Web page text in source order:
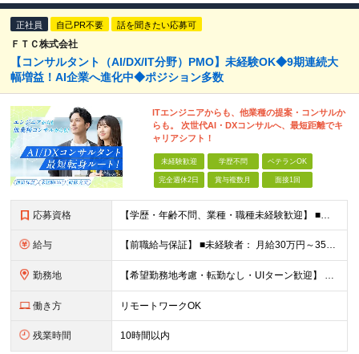
正社員 自己PR不要 話を聞きたい応募可
ＦＴＣ株式会社
【コンサルタント（AI/DX/IT分野）PMO】未経験OK◆9期連続大
幅増益！AI企業へ進化中◆ポジション多数
ITエンジニアからも、他業種の提案・コンサルか
らも。 次世代AI・DXコンサルへ、最短距離でキ
ャリアシフト！
未経験歓迎 学歴不問 ベテランOK
完全週休2日 賞与複数月 面接1回
応募資格 【学歴・年齢不問、業種・職種未経験歓迎】 ■何らかの社会人経験がある方（3年以上） ※前職のご経験やITエンジニア経験を活かして コンサルタントやPMOなどに挑戦したい方歓迎！ ★入社前面談・アンケ
給与 【前職給与保証】 ■未経験者： 月給30万円～35万円 ■ローキャリア（経験目安1年程度）： 月給35万円～40万円 ■経験者（経験目安3年以上）： 月給40万円～60万円 ■即戦力（経験目安5年以上
勤務地 【希望勤務地考慮・転勤なし・UIターン歓迎】 本社（東京都新宿区大京町）および首都圏の勤務先 ★リモートワーク応相談 ★上京を希望する地方在住者の方も大歓迎！ ★横浜に営業拠点開設 神奈川県内や神
働き方 リモートワークOK
残業時間 10時間以内